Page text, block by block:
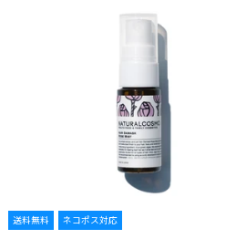
送料無料 ネコポス対応